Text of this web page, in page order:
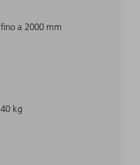
fino a 2000 mm
40 kg